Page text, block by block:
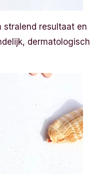
stralend resultaat en
dermatologisch